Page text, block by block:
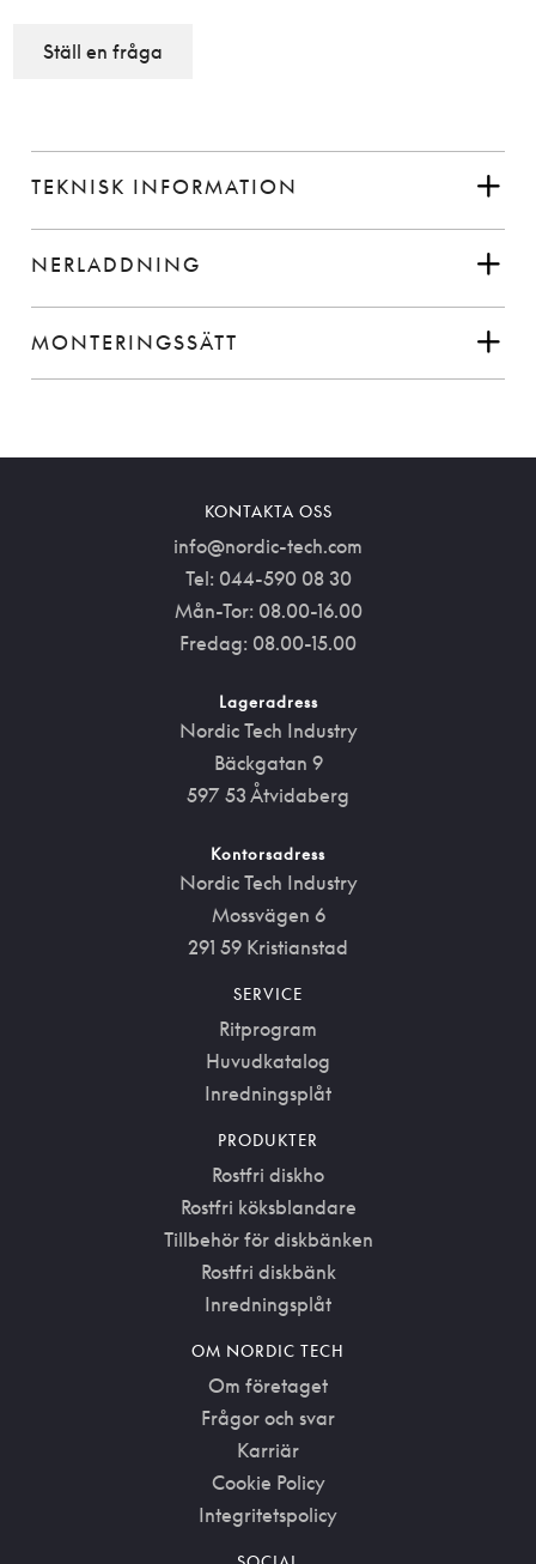
Ställ en fråga
TEKNISK INFORMATION
NERLADDNING
MONTERINGSSÄTT
KONTAKTA OSS
info@nordic-tech.com
Tel: 044-590 08 30
Mån-Tor: 08.00-16.00
Fredag: 08.00-15.00
Lageradress
Nordic Tech Industry
Bäckgatan 9
597 53 Åtvidaberg
Kontorsadress
Nordic Tech Industry
Mossvägen 6
291 59 Kristianstad
SERVICE
Ritprogram
Huvudkatalog
Inredningsplåt
PRODUKTER
Rostfri diskho
Rostfri köksblandare
Tillbehör för diskbänken
Rostfri diskbänk
Inredningsplåt
OM NORDIC TECH
Om företaget
Frågor och svar
Karriär
Cookie Policy
Integritetspolicy